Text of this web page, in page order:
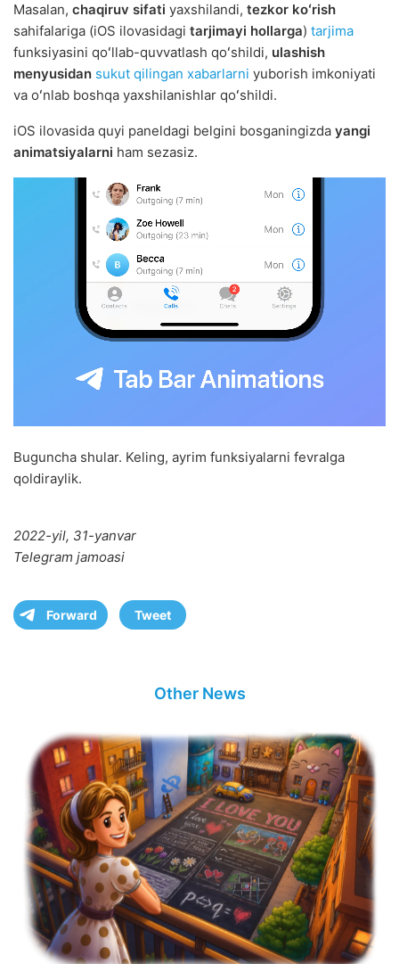
Masalan, chaqiruv sifati yaxshilandi, tezkor koʻrish
sahifalariga (iOS ilovasidagi tarjimayi hollarga) tarjima
funksiyasini qoʻllab-quvvatlash qoʻshildi, ulashish
menyusidan sukut qilingan xabarlarni yuborish imkoniyati
va oʻnlab boshqa yaxshilanishlar qoʻshildi.
iOS ilovasida quyi paneldagi belgini bosganingizda yangi
animatsiyalarni ham sezasiz.
Buguncha shular. Keling, ayrim funksiyalarni fevralga
qoldiraylik.
2022-yil, 31-yanvar
Telegram jamoasi
Forward Tweet
Other News